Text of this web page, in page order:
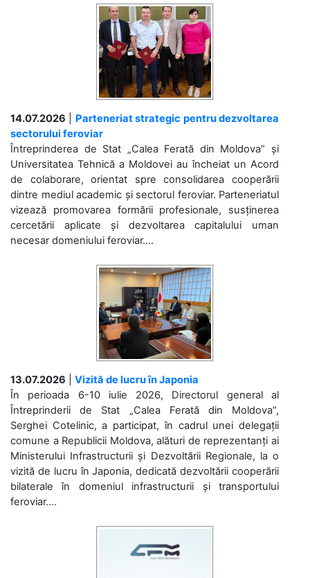
14.07.2026
Parteneriat strategic pentru dezvoltarea
sectorului feroviar
Întreprinderea de Stat „Calea Ferată din Moldova” și
Universitatea Tehnică a Moldovei au încheiat un Acord
de colaborare, orientat spre consolidarea cooperării
dintre mediul academic și sectorul feroviar. Parteneriatul
vizează promovarea formării profesionale, susținerea
cercetării aplicate și dezvoltarea capitalului uman
necesar domeniului feroviar....
13.07.2026
Vizită de lucru în Japonia
În perioada 6-10 iulie 2026, Directorul general al
Întreprinderii de Stat „Calea Ferată din Moldova”,
Serghei Cotelinic, a participat, în cadrul unei delegații
comune a Republicii Moldova, alături de reprezentanți ai
Ministerului Infrastructurii și Dezvoltării Regionale, la o
vizită de lucru în Japonia, dedicată dezvoltării cooperării
bilaterale în domeniul infrastructurii și transportului
feroviar....